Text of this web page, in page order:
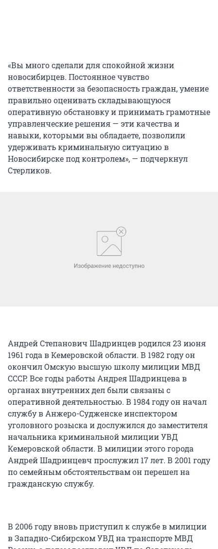
«Вы много сделали для спокойной жизни
новосибирцев. Постоянное чувство
ответственности за безопасность граждан, умение
правильно оценивать складывающуюся
оперативную обстановку и принимать грамотные
управленческие решения — эти качества и
навыки, которыми вы обладаете, позволили
удерживать криминальную ситуацию в
Новосибирске под контролем», — подчеркнул
Стерликов.
Андрей Степанович Шадринцев родился 23 июня
1961 года в Кемеровской области. В 1982 году он
окончил Омскую высшую школу милиции МВД
СССР. Все годы работы Андрея Шадринцева в
органах внутренних дел были связаны с
оперативной деятельностью. В 1984 году он начал
службу в Анжеро-Судженске инспектором
уголовного розыска и дослужился до заместителя
начальника криминальной милиции УВД
Кемеровской области. В милиции этого города
Андрей Шадринцевч прослужил 17 лет. В 2001 году
по семейным обстоятельствам он перешел на
гражданскую службу.
В 2006 году вновь приступил к службе в милиции
в Западно-Сибирском УВД на транспорте МВД